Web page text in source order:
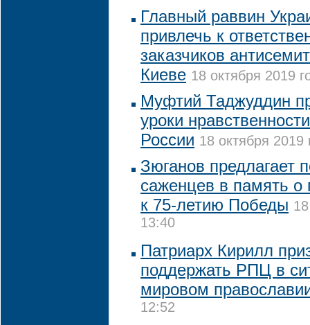
Главный раввин
привлечь к
заказчиков
Киеве 18 октября 2019
Муфтий Таджуддин
уроки
России 18 октября 2019
Зюганов предлагает
саженцев в память о
к 75-летию Победы
13:40
Патриарх Кирилл
поддержать РПЦ в
мировом
12:52